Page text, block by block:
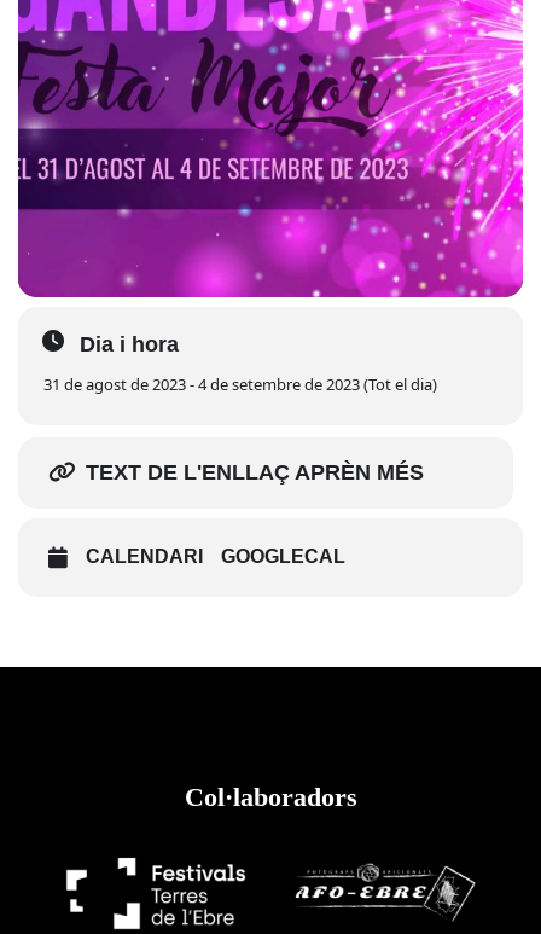
Dia i hora
31 de agost de 2023 - 4 de setembre de 2023 (Tot el dia)
TEXT DE L'ENLLAÇ APRÈN MÉS
CALENDARI GOOGLECAL
Col·laboradors